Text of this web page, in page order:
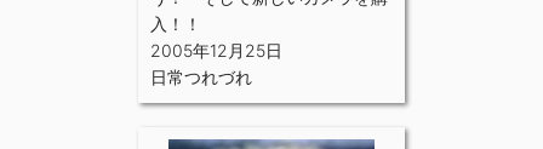
入！！
2005年12月25日
日常つれづれ